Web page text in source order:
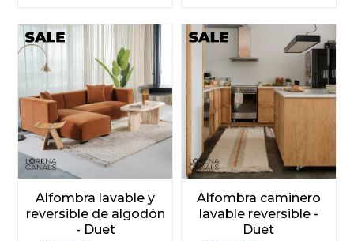
Alfombra lavable y
reversible de algodón
- Duet
Alfombra caminero
lavable reversible -
Duet